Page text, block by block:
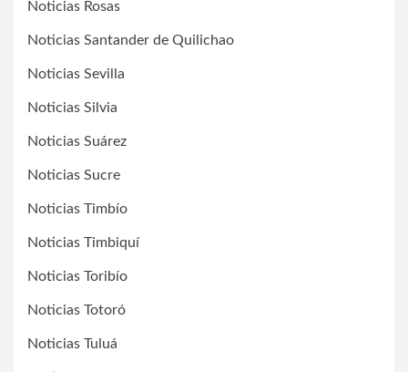
Noticias Rosas
Noticias Santander de Quilichao
Noticias Sevilla
Noticias Silvia
Noticias Suárez
Noticias Sucre
Noticias Timbío
Noticias Timbiquí
Noticias Toribío
Noticias Totoró
Noticias Tuluá